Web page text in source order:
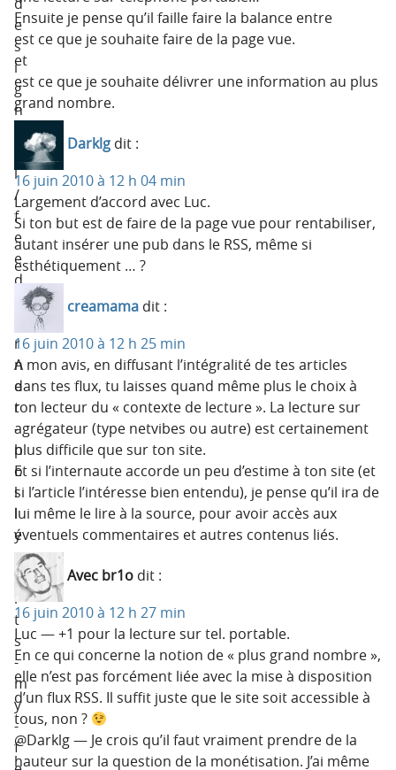
e
s
i
g
n
l
/
f
e
e
d
b
r
n
e
r
-
h
o
l
l
y
-
h
i
t
s
-
m
y
-
f
Ensuite je pense qu’il faille faire la balance entre
est ce que je souhaite faire de la page vue.
et
est ce que je souhaite délivrer une information au plus
grand nombre.
Darklg dit :
16 juin 2010 à 12 h 04 min
Largement d’accord avec Luc.
Si ton but est de faire de la page vue pour rentabiliser,
autant insérer une pub dans le RSS, même si
esthétiquement … ?
creamama dit :
16 juin 2010 à 12 h 25 min
A mon avis, en diffusant l’intégralité de tes articles
dans tes flux, tu laisses quand même plus le choix à
ton lecteur du « contexte de lecture ». La lecture sur
agrégateur (type netvibes ou autre) est certainement
plus difficile que sur ton site.
Et si l’internaute accorde un peu d’estime à ton site (et
si l’article l’intéresse bien entendu), je pense qu’il ira de
lui même le lire à la source, pour avoir accès aux
éventuels commentaires et autres contenus liés.
Avec br1o dit :
16 juin 2010 à 12 h 27 min
Luc — +1 pour la lecture sur tel. portable.
En ce qui concerne la notion de « plus grand nombre »,
elle n’est pas forcément liée avec la mise à disposition
d’un flux RSS. Il suffit juste que le site soit accessible à
tous, non ?
@Darklg — Je crois qu’il faut vraiment prendre de la
hauteur sur la question de la monétisation. J’ai même